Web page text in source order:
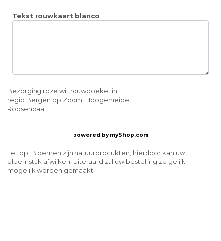
Tekst rouwkaart blanco
Bezorging roze wit rouwboeket in
regio Bergen op Zoom, Hoogerheide,
Roosendaal.
powered by myShop.com
Let op: Bloemen zijn natuurprodukten, hierdoor kan uw
bloemstuk afwijken. Uiteraard zal uw bestelling zo gelijk
mogelijk worden gemaakt.